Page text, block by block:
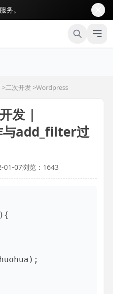
。
>二次开发>Wordpress
发 |
add_filter过
01-07浏览：1643